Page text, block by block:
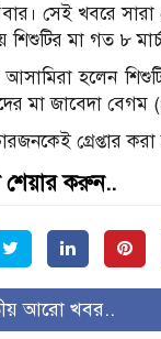
সেই খবরে সারা
শিশুটির মা গত ৮
আসামিরা হলেন
মা জাবেদা বেগম
গ্রেপ্তার করা
শেয়ার করুন..
আরো খবর..